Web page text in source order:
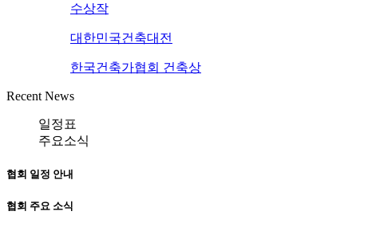
수상작
대한민국건축대전
한국건축가협회 건축상
Recent News
일정표
주요소식
협회 일정 안내
협회 주요 소식